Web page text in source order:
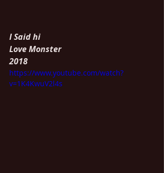
I Said hi
Love Monster
2018
https://www.youtube.com/watch?
v=1K4KwuV2l4s